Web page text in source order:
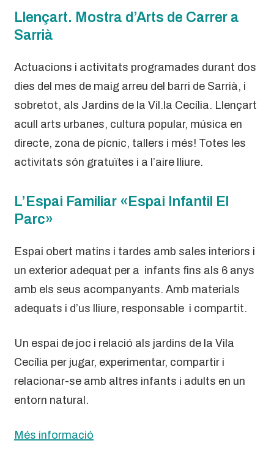
Llençart. Mostra d’Arts de Carrer a
Sarrià
Actuacions i activitats programades durant dos
dies del mes de maig arreu del barri de Sarrià, i
sobretot, als Jardins de la Vil.la Cecília. Llençart
acull arts urbanes, cultura popular, música en
directe, zona de pícnic, tallers i més! Totes les
activitats són gratuïtes i a l’aire lliure.
L’Espai Familiar «Espai Infantil El
Parc»
Espai obert matins i tardes amb sales interiors i
un exterior adequat per a infants fins als 6 anys
amb els seus acompanyants. Amb materials
adequats i d’us lliure, responsable i compartit.
Un espai de joc i relació als jardins de la Vila
Cecília per jugar, experimentar, compartir i
relacionar-se amb altres infants i adults en un
entorn natural.
Més informació